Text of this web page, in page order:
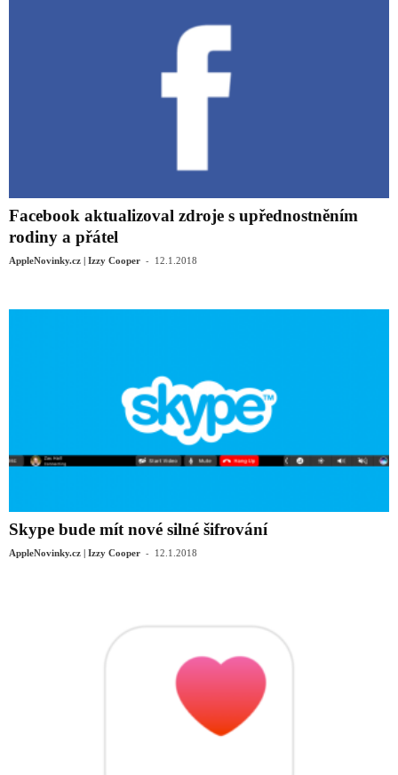
Facebook aktualizoval zdroje s upřednostněním
rodiny a přátel
AppleNovinky.cz | Izzy Cooper - 12.1.2018
Skype bude mít nové silné šifrování
AppleNovinky.cz | Izzy Cooper - 12.1.2018